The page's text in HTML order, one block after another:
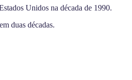
Unidos na década de 1990.
duas décadas.